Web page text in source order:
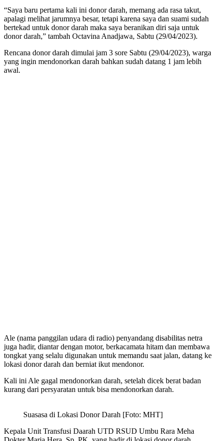
“Saya baru pertama kali ini donor darah, memang ada rasa takut,
apalagi melihat jarumnya besar, tetapi karena saya dan suami sudah
bertekad untuk donor darah maka saya beranikan diri saja untuk
donor darah,” tambah Octavina Anadjawa, Sabtu (29/04/2023).
Rencana donor darah dimulai jam 3 sore Sabtu (29/04/2023), warga
yang ingin mendonorkan darah bahkan sudah datang 1 jam lebih
awal.
Ale (nama panggilan udara di radio) penyandang disabilitas netra
juga hadir, diantar dengan motor, berkacamata hitam dan membawa
tongkat yang selalu digunakan untuk memandu saat jalan, datang ke
lokasi donor darah dan berniat ikut mendonor.
Kali ini Ale gagal mendonorkan darah, setelah dicek berat badan
kurang dari persyaratan untuk bisa mendonorkan darah.
Suasasa di Lokasi Donor Darah [Foto: MHT]
Kepala Unit Transfusi Daarah UTD RSUD Umbu Rara Meha